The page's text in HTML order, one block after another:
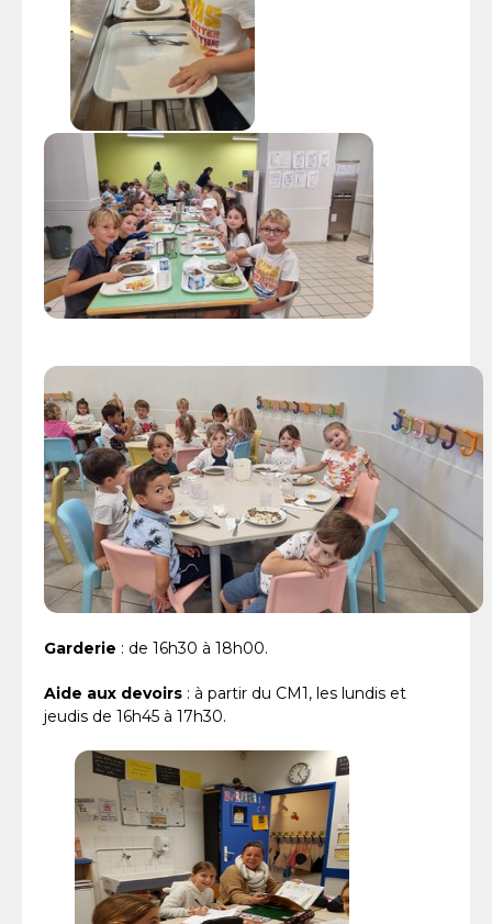
Garderie : de 16h30 à 18h00.
Aide aux devoirs : à partir du CM1, les lundis et
jeudis de 16h45 à 17h30.